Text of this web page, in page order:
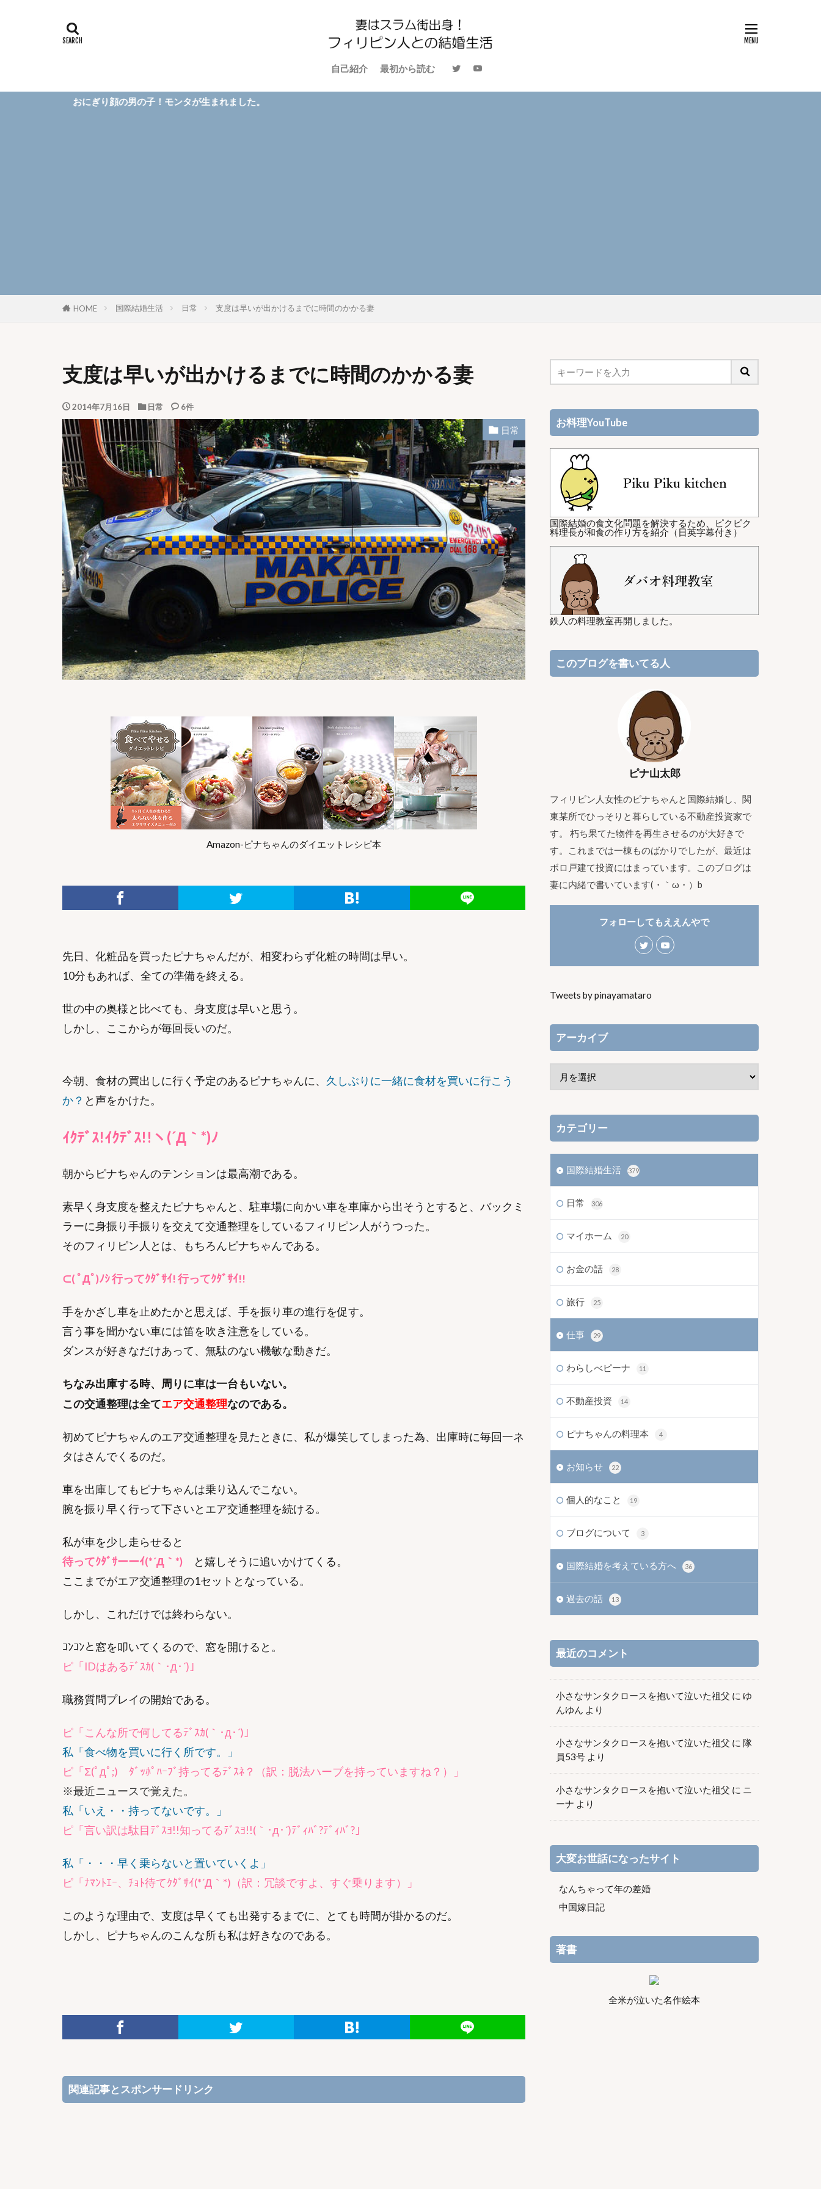
自己紹介 最初から読む
おにぎり顔の男の子！モンタが生まれました。
HOME 国際結婚生活 日常 支度は早いが出かけるまでに時間のかかる妻
支度は早いが出かけるまでに時間のかかる妻
2014年7月16日 日常 6件
日常
Amazon-ピナちゃんのダイエットレシピ本
先日、化粧品を買ったピナちゃんだが、相変わらず化粧の時間は早い。
10分もあれば、全ての準備を終える。
世の中の奥様と比べても、身支度は早いと思う。
しかし、ここからが毎回長いのだ。
今朝、食材の買出しに行く予定のあるピナちゃんに、 久しぶりに一緒に食材を買いに行こう
か？ と声をかけた。
ｲｸﾃﾞｽ!ｲｸﾃﾞｽ!!ヽ(´Д｀*)ﾉ
朝からピナちゃんのテンションは最高潮である。
素早く身支度を整えたピナちゃんと、駐車場に向かい車を車庫から出そうとすると、バックミ
ラーに身振り手振りを交えて交通整理をしているフィリピン人がうつった。
そのフィリピン人とは、もちろんピナちゃんである。
⊂( ﾟДﾟ)ﾉｼ 行ってｸﾀﾞｻｲ! 行ってｸﾀﾞｻｲ!!
手をかざし車を止めたかと思えば、手を振り車の進行を促す。
言う事を聞かない車には笛を吹き注意をしている。
ダンスが好きなだけあって、無駄のない機敏な動きだ。
ちなみ出庫する時、周りに車は一台もいない。
この交通整理は全てエア交通整理なのである。
初めてピナちゃんのエア交通整理を見たときに、私が爆笑してしまった為、出庫時に毎回一ネ
タはさんでくるのだ。
車を出庫してもピナちゃんは乗り込んでこない。
腕を振り早く行って下さいとエア交通整理を続ける。
私が車を少し走らせると
待ってｸﾀﾞｻーーｲ(*´Д｀*)
と嬉しそうに追いかけてくる。
ここまでがエア交通整理の1セットとなっている。
しかし、これだけでは終わらない。
ｺﾝｺﾝと窓を叩いてくるので、窓を開けると。
ピ「IDはあるﾃﾞｽｶ(｀･д･´)」
職務質問プレイの開始である。
ピ「こんな所で何してるﾃﾞｽｶ(｀･д･´)」
私「食べ物を買いに行く所です。」
ピ「Σ(ﾟдﾟ;) ﾀﾞｯﾎﾟﾊｰﾌﾞ持ってるﾃﾞｽﾈ？（訳：脱法ハーブを持っていますね？）」
※最近ニュースで覚えた。
私「いえ・・持ってないです。」
ピ「言い訳は駄目ﾃﾞｽﾖ!!知ってるﾃﾞｽﾖ!!(｀･д･´)ﾃﾞｨﾊﾞ?ﾃﾞｨﾊﾞ?」
私「・・・早く乗らないと置いていくよ」
ピ「ﾅﾏﾝﾄｴｰ、ﾁｮﾄ待てｸﾀﾞｻｲ(*´Д｀*)（訳：冗談ですよ、すぐ乗ります）」
このような理由で、支度は早くても出発するまでに、とても時間が掛かるのだ。
しかし、ピナちゃんのこんな所も私は好きなのである。
関連記事とスポンサードリンク
お料理YouTube
国際結婚の食文化問題を解決するため、ピクピク
料理長が和食の作り方を紹介（日英字幕付き）
鉄人の料理教室再開しました。
このブログを書いてる人
ピナ山太郎
フィリピン人女性のピナちゃんと国際結婚し、関
東某所でひっそりと暮らしている不動産投資家で
す。 朽ち果てた物件を再生させるのが大好きで
す。これまでは一棟ものばかりでしたが、最近は
ボロ戸建て投資にはまっています。このブログは
妻に内緒で書いています(・｀ω・）b
フォローしてもええんやで
Tweets by pinayamataro
アーカイブ
カテゴリー
国際結婚生活 379
日常 306
マイホーム 20
お金の話 28
旅行 25
仕事 29
わらしべピーナ 11
不動産投資 14
ピナちゃんの料理本 4
お知らせ 22
個人的なこと 19
ブログについて 3
国際結婚を考えている方へ 36
過去の話 13
最近のコメント
小さなサンタクロースを抱いて泣いた祖父 に ゆ
んゆん より
小さなサンタクロースを抱いて泣いた祖父 に 隊
員53号 より
小さなサンタクロースを抱いて泣いた祖父 に ニ
ーナ より
大変お世話になったサイト
なんちゃって年の差婚
中国嫁日記
著書
全米が泣いた名作絵本